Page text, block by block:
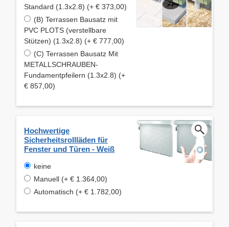
Standard (1.3x2.8) (+ € 373,00)
(B) Terrassen Bausatz mit
PVC PLOTS (verstellbare
Stützen) (1.3x2.8) (+ € 777,00)
(C) Terrassen Bausatz Mit
METALLSCHRAUBEN-
Fundamentpfeilern (1.3x2.8) (+
€ 857,00)
Hochwertige
Sicherheitsrollläden für
Fenster und Türen - Weiß
keine
Manuell (+ € 1.364,00)
Automatisch (+ € 1.782,00)